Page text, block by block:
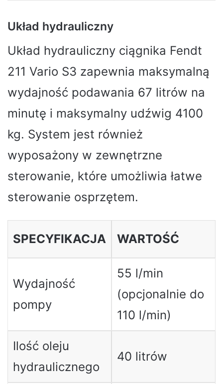
Układ hydrauliczny
Układ hydrauliczny ciągnika Fendt
211 Vario S3 zapewnia maksymalną
wydajność podawania 67 litrów na
minutę i maksymalny udźwig 4100
kg. System jest również
wyposażony w zewnętrzne
sterowanie, które umożliwia łatwe
sterowanie osprzętem.
SPECYFIKACJA WARTOŚĆ
Wydajność
pompy
55 l/min
(opcjonalnie do
110 l/min)
Ilość oleju
hydraulicznego
40 litrów